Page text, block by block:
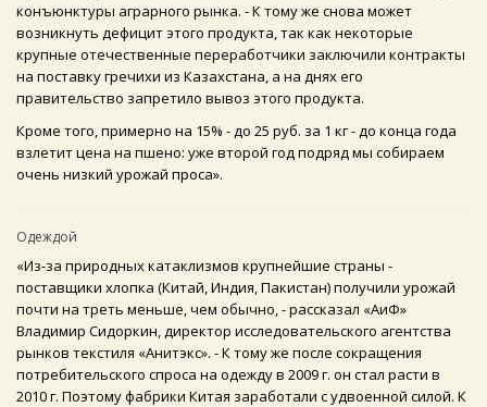
конъюнктуры аграрного рынка. - К тому же снова может
возникнуть дефицит этого продукта, так как некоторые
крупные отечественные переработчики заключили контракты
на поставку гречихи из Казахстана, а на днях его
правительство запретило вывоз этого продукта.
Кроме того, примерно на 15% - до 25 руб. за 1 кг - до конца года
взлетит цена на пшено: уже второй год подряд мы собираем
очень низкий урожай проса».
Одеждой
«Из-за природных катаклизмов крупнейшие страны -
поставщики хлопка (Китай, Индия, Пакистан) получили урожай
почти на треть меньше, чем обычно, - рассказал «АиФ»
Владимир Сидоркин, директор исследовательского агентства
рынков текстиля «Анитэкс». - К тому же после сокращения
потребительского спроса на одежду в 2009 г. он стал расти в
2010 г. Поэтому фабрики Китая заработали с удвоенной силой. К